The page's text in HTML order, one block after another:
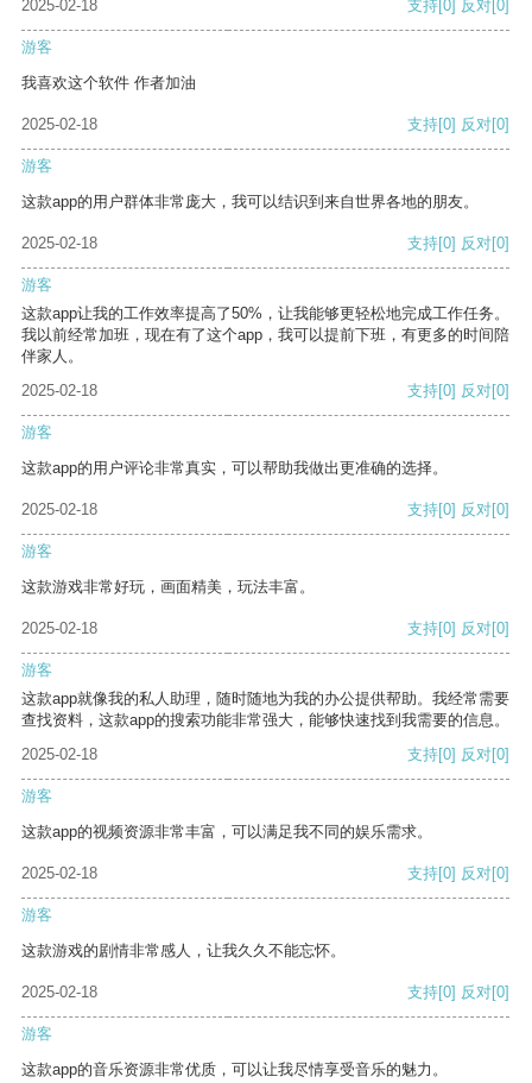
2025-02-18 支持 [0] 反对 [0]
游客
我喜欢这个软件 作者加油
2025-02-18 支持[0] 反对[0]
游客
这款app的用户群体非常庞大，我可以结识到来自世界各地的朋友。
2025-02-18 支持[0] 反对[0]
游客
这款app让我的工作效率提高了50%，让我能够更轻松地完成工作任务。
我以前经常加班，现在有了这个app，我可以提前下班，有更多的时间陪
伴家人。
2025-02-18
支持[0] 反对[0]
游客
这款app的用户评论非常真实，可以帮助我做出更准确的选择。
2025-02-18 支持[0] 反对[0]
游客
这款游戏非常好玩，画面精美，玩法丰富。
2025-02-18 支持[0] 反对[0]
游客
这款app就像我的私人助理，随时随地为我的办公提供帮助。我经常需要
查找资料，这款app的搜索功能非常强大，能够快速找到我需要的信息。
2025-02-18
支持[0] 反对[0]
游客
这款app的视频资源非常丰富，可以满足我不同的娱乐需求。
2025-02-18 支持[0] 反对[0]
游客
这款游戏的剧情非常感人，让我久久不能忘怀。
2025-02-18 支持[0] 反对[0]
游客
这款app的音乐资源非常优质，可以让我尽情享受音乐的魅力。